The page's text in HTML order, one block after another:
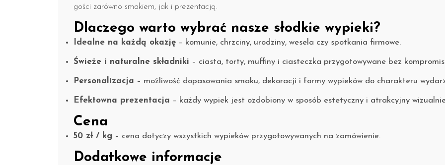
gości zarówno smakiem, jak i prezentacją.
Dlaczego warto wybrać nasze słodkie wypieki?
Idealne na każdą okazję – komunie, chrzciny, urodziny, wesela czy spotkania firmowe.
Świeże i naturalne składniki – ciasta, torty, muffiny i ciasteczka przygotowywane bez
Personalizacja – możliwość dopasowania smaku, dekoracji i formy wypieków do charakteru
Efektowna prezentacja – każdy wypiek jest ozdobiony w sposób estetyczny i atrakcyjny
Cena
50 zł / kg – cena dotyczy wszystkich wypieków przygotowywanych na zamówienie.
Dodatkowe informacje